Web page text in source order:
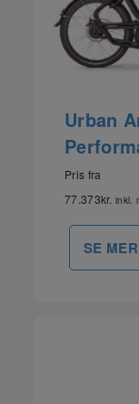
Urban
Pris fra
77.373kr. inkl.
SE